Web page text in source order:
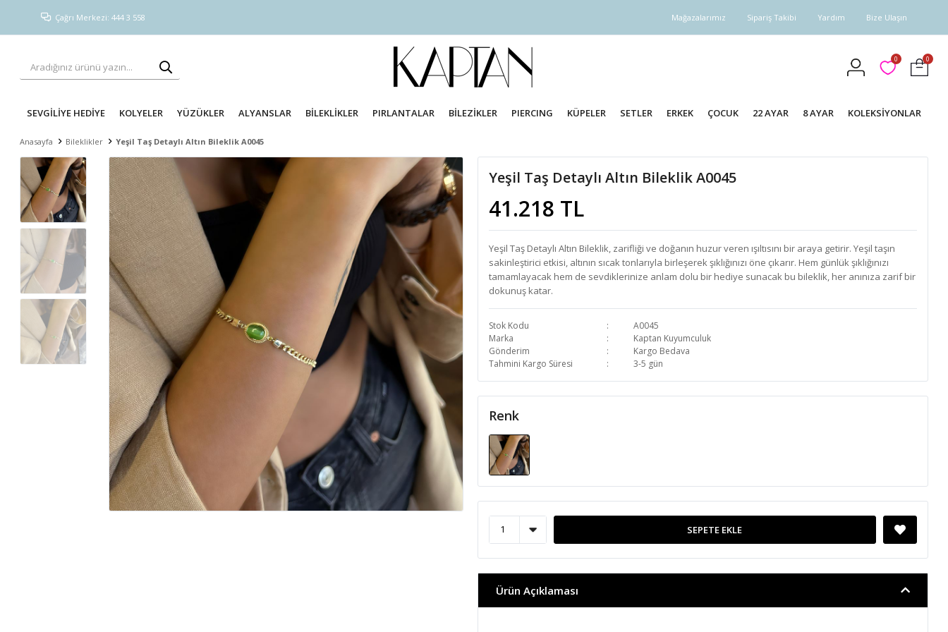
Çağrı Merkezi: 444 3 558 Mağazalarımız Sipariş Takibi Yardım Bize Ulaşın
0 0
SEVGİLİYE HEDİYE KOLYELER YÜZÜKLER ALYANSLAR BİLEKLİKLER PIRLANTALAR BİLEZİKLER PIERCING KÜPELER SETLER ERKEK ÇOCUK 22 AYAR 8 AYAR KOLEKSİYONLAR
Anasayfa Bileklikler Yeşil Taş Detaylı Altın Bileklik A0045
Yeşil Taş Detaylı Altın Bileklik A0045
41.218 TL
Yeşil Taş Detaylı Altın Bileklik, zarifliği ve doğanın huzur veren ışıltısını bir araya getirir. Yeşil taşın
sakinleştirici etkisi, altının sıcak tonlarıyla birleşerek şıklığınızı öne çıkarır. Hem günlük şıklığınızı
tamamlayacak hem de sevdiklerinize anlam dolu bir hediye sunacak bu bileklik, her anınıza zarif bir
dokunuş katar.
Stok Kodu
A0045
Marka
Kaptan Kuyumculuk
Gönderim
Kargo Bedava
Tahmini Kargo Süresi
3-5 gün
Renk
SEPETE EKLE
Ürün Açıklaması